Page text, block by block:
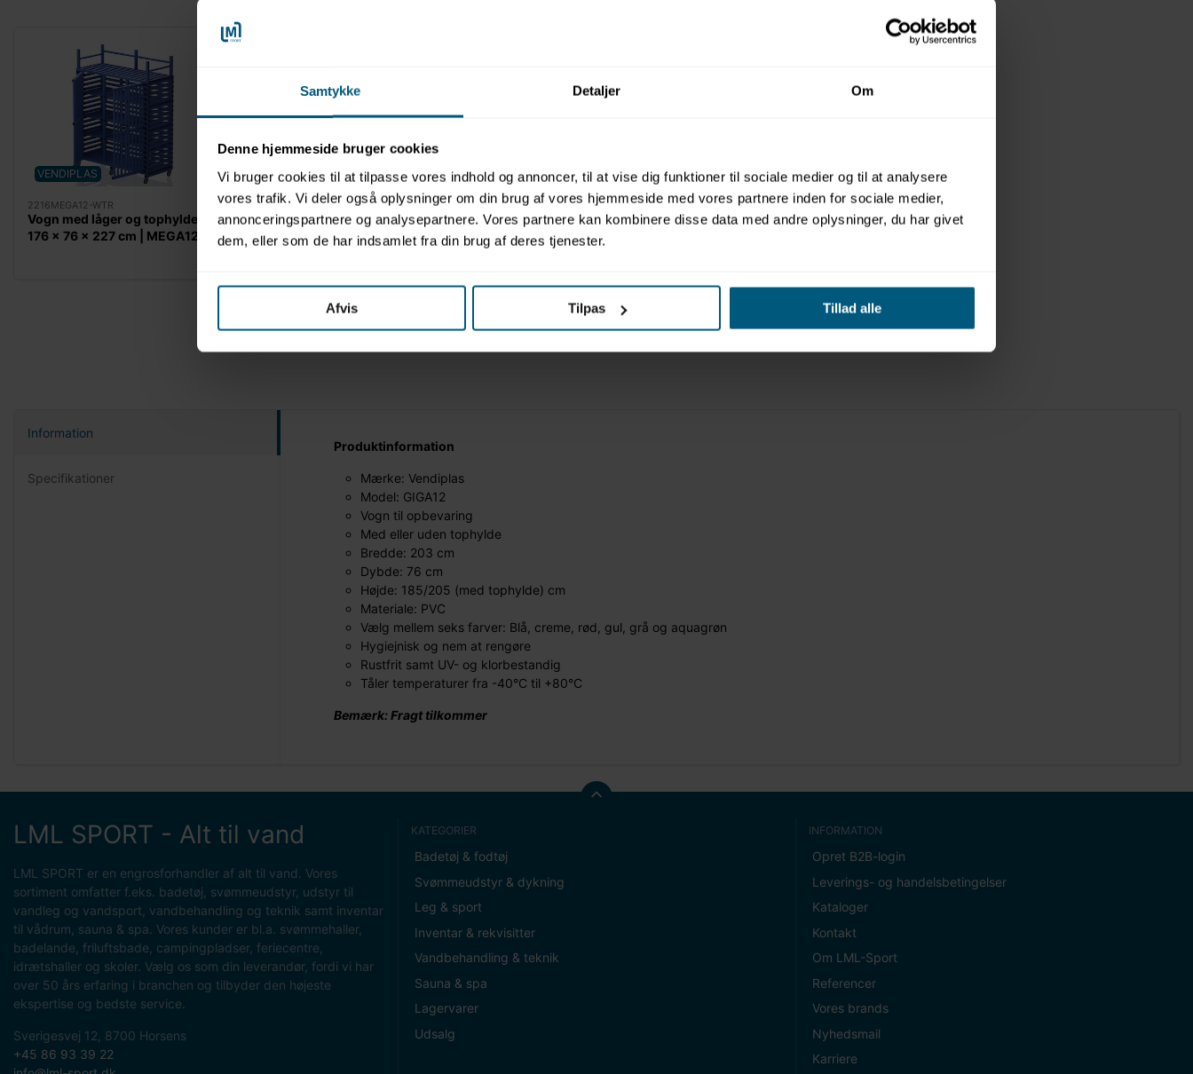
Samtykke Detaljer Om
Denne hjemmeside bruger cookies
Vi bruger cookies til at tilpasse vores indhold og annoncer, til at vise dig funktioner til sociale medier og til at analysere
vores trafik. Vi deler også oplysninger om din brug af vores hjemmeside med vores partnere inden for sociale medier,
annonceringspartnere og analysepartnere. Vores partnere kan kombinere disse data med andre oplysninger, du har givet
dem, eller som de har indsamlet fra din brug af deres tjenester.
Afvis Tilpas Tillad alle
VENDIPLAS
2216MEGA12-WTR
Vogn med låger og tophylde
176 x 76 x 227 cm | MEGA12 |
VENDIPLAS
2216MEGA12-WOTR
Vogn med låger og uden
tophylde 176 x 76 x 192 cm |
Information
Specifikationer
Produktinformation
Mærke: Vendiplas
Model: GIGA12
Vogn til opbevaring
Med eller uden tophylde
Bredde: 203 cm
Dybde: 76 cm
Højde: 185/205 (med tophylde) cm
Materiale: PVC
Vælg mellem seks farver: Blå, creme, rød, gul, grå og aquagrøn
Hygiejnisk og nem at rengøre
Rustfrit samt UV- og klorbestandig
Tåler temperaturer fra -40°C til +80°C
Bemærk: Fragt tilkommer
LML SPORT - Alt til vand
LML SPORT er en engrosforhandler af alt til vand. Vores
sortiment omfatter f.eks. badetøj, svømmeudstyr, udstyr til
vandleg og vandsport, vandbehandling og teknik samt inventar
til vådrum, sauna & spa. Vores kunder er bl.a. svømmehaller,
badelande, friluftsbade, campingpladser, feriecentre,
idrætshaller og skoler. Vælg os som din leverandør, fordi vi har
over 50 års erfaring i branchen og tilbyder den højeste
ekspertise og bedste service.
Sverigesvej 12, 8700 Horsens
+45 86 93 39 22
KATEGORIER
Badetøj & fodtøj
Svømmeudstyr & dykning
Leg & sport
Inventar & rekvisitter
Vandbehandling & teknik
Sauna & spa
Lagervarer
Udsalg
INFORMATION
Opret B2B-login
Leverings- og handelsbetingelser
Kataloger
Kontakt
Om LML-Sport
Referencer
Vores brands
Nyhedsmail
Karriere